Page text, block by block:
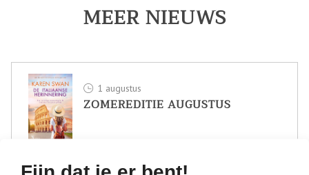
MEER NIEUWS
1 augustus
ZOMEREDITIE AUGUSTUS